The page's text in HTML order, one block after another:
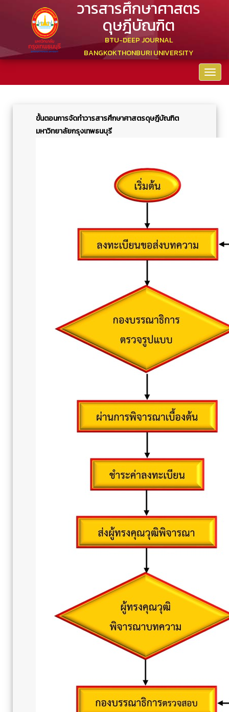
วารสารศึกษาศาสตร
ดุษฎีบัณฑิต
BTU-DEEP JOURNAL
BANGKOKTHONBURI UNIVERSITY
ขั้นตอนการจัดทำวารสารศึกษาศาสตรดุษฎีบัณฑิต
มหาวิทยาลัยกรุงเทพธนบุรี